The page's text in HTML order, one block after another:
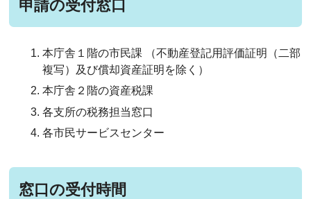
申請の受付窓口
本庁舎１階の市民課 （不動産登記用評価証明（二部
複写）及び償却資産証明を除く）
本庁舎２階の資産税課
各支所の税務担当窓口
各市民サービスセンター
窓口の受付時間